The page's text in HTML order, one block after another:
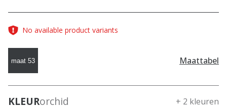
No available product variants
maat 53 Maattabel
KLEURorchid + 2 kleuren